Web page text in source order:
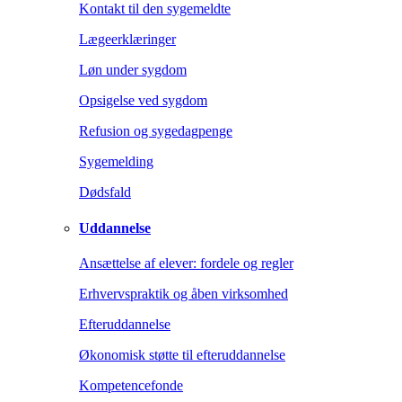
Kontakt til den sygemeldte
Lægeerklæringer
Løn under sygdom
Opsigelse ved sygdom
Refusion og sygedagpenge
Sygemelding
Dødsfald
Uddannelse
Ansættelse af elever: fordele og regler
Erhvervspraktik og åben virksomhed
Efteruddannelse
Økonomisk støtte til efteruddannelse
Kompetencefonde